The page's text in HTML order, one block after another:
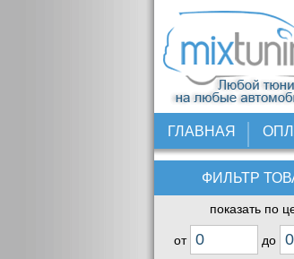
ГЛАВНАЯ
ФИЛЬТР
показать по
от до